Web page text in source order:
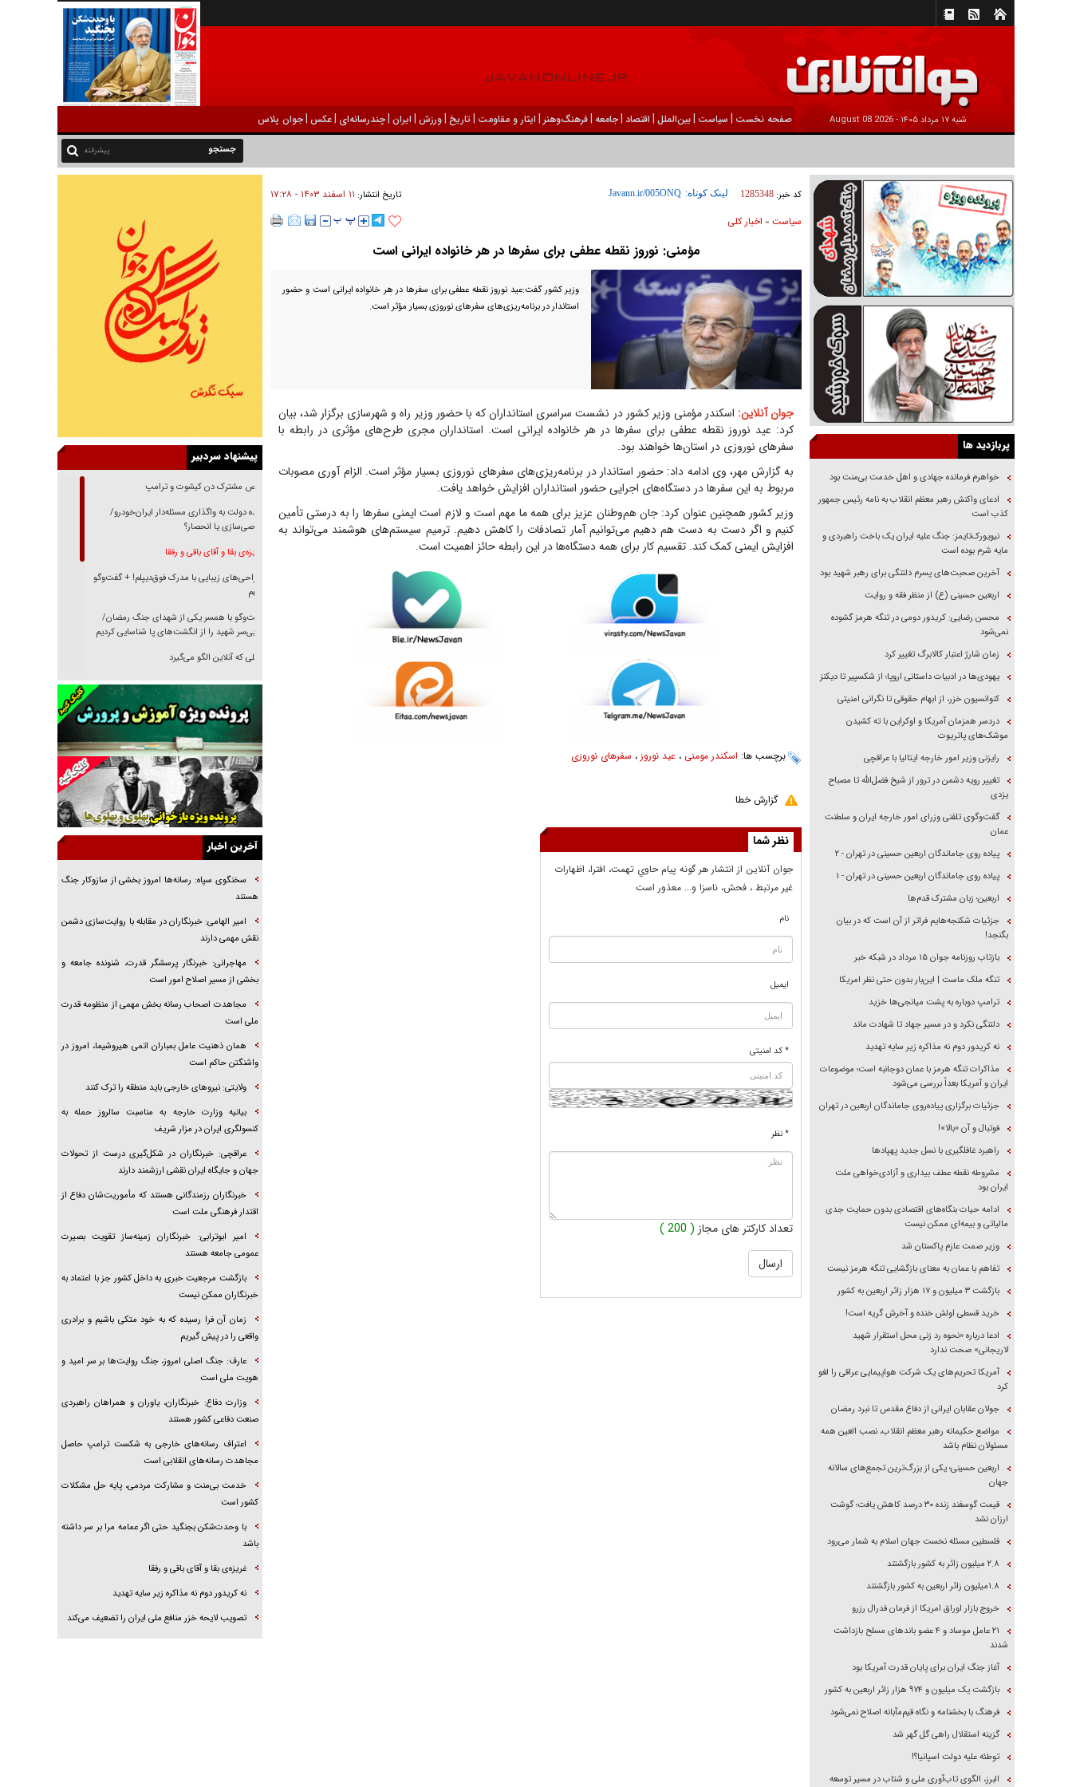
شنبه ۱۷ مرداد ۱۴۰۵ - 2026 August 08 صفحه نخست | سیاست |بين‌الملل | اقتصاد |جامعه |فرهنگ‌و‌هنر | ایثار و مقاومت |تاریخ |ورزش | ايران |چندرسانه‌ای |عکس |جوان پلاس
پیشرفته
کد خبر: 1285348 لینک کوتاه: تاریخ انتشار: ۱۱ اسفند ۱۴۰۳ - ۱۷:۲۸
سیاست» اخبار کلی
مؤمنی: نوروز نقطه عطفی برای سفر‌ها در هر خانواده ایرانی است
وزیر کشور گفت:عید نوروز نقطه عطفی برای سفر‌ها در هر خانواده ایرانی است و حضور
استاندار در برنامه‌ریزی‌های سفر‌های نوروزی بسیار مؤثر است.
جوان آنلاین: اسکندر مؤمنی وزیر کشور در نشست سراسری استانداران که با حضور وزیر راه و شهرسازی برگزار شد، بیان
کرد: عید نوروز نقطه عطفی برای سفر‌ها در هر خانواده ایرانی است. استانداران مجری طرح‌های مؤثری در رابطه با
سفر‌های نوروزی در استان‌ها خواهند بود.
به گزارش مهر، وی ادامه داد: حضور استاندار در برنامه‌ریزی‌های سفر‌های نوروزی بسیار مؤثر است. الزام آوری مصوبات
مربوط به این سفر‌ها در دستگاه‌های اجرایی حضور استانداران افزایش خواهد یافت.
وزیر کشور همچنین عنوان کرد: جان هم‌وطنان عزیز برای همه ما مهم است و لازم است ایمنی سفر‌ها را به درستی تأمین
کنیم و اگر دست به دست هم دهیم می‌توانیم آمار تصادفات را کاهش دهیم. ترمیم سیستم‌های هوشمند می‌تواند به
افزایش ایمنی کمک کند. تقسیم کار برای همه دستگاه‌ها در این رابطه حائز اهمیت است.
برچسب ها: اسکندر مومنی ، عید نوروز، سفرهای نوروزی
گزارش خطا
نظر شما
جوان آنلاين از انتشار هر گونه پيام حاوي تهمت، افترا، اظهارات
غير مرتبط ، فحش، ناسزا و... معذور است
نام
ایمیل
* کد امنیتی
* نظر
تعداد کارکتر های مجاز ( 200 )
پربازدید ها
خواهرم فرمانده جهادی و اهل خدمت بی‌منت بود
ادعای واکنش رهبر معظم انقلاب به نامه رئیس جمهور
کذب است
نیویورک‌تایمز: جنگ علیه ایران یک باخت راهبردی و
مایه شرم بوده است
آخرین صحبت‌های پسرم دلتنگی برای رهبر شهید بود
اربعین حسینی (ع) از منظر فقه و روایت
محسن رضایی: کریدور دومی در تنگه هرمز گشوده
نمی‌شود
زمان شارژ اعتبار کالابرگ تغییر کرد
یهودی‌ها در ادبیات داستانی اروپا؛ از شکسپیر تا دیکنز
کنوانسیون خزر، از ابهام حقوقی تا نگرانی امنیتی
دردسر همزمان آمریکا و اوکراین با ته کشیدن
موشک‌های پاتریوت
رایزنی وزیر امور خارجه ایتالیا با عراقچی
تغییر رویه دشمن در ترور از شیخ فضل‌الله تا مصباح
یزدی
گفت‌وگوی تلفنی وزرای امور خارجه ایران و سلطنت
عمان
پیاده روی جاماندگان اربعین حسینی در تهران - ۲
پیاده روی جاماندگان اربعین حسینی در تهران - ۱
اربعین؛ زبان مشترک قدم‌ها
جزئیات شکنجه‌هایم فراتر از آن است که در بیان
بگنجد!
بازتاب روزنامه جوان ۱۵ مرداد در شبکه خبر
تنگه ملک ماست | این‌بار بدون حتی نظر امریکا
ترامپ دوباره به پشت میانجی‌ها خزید
دلتنگی نکرد و در مسیر جهاد تا شهادت ماند
نه کریدور دوم نه مذاکره زیر سایه تهدید
مذاکرات تنگه هرمز با عمان دوجانبه است؛ موضوعات
ایران و آمریکا بعداً بررسی می‌شود
جزئیات برگزاری پیاده‌روی جاماندگان اربعین در تهران
فوتبال و آن «بالا»!
راهبرد غافلگیری با نسل جدید پهپاد‌ها
مشروطه نقطه عطف بیداری و آزادی‌خواهی ملت
ایران بود
ادامه حیات بنگاه‌های اقتصادی بدون حمایت جدی
مالیاتی و بیمه‌ای ممکن نیست
وزیر صمت عازم پاکستان شد
تفاهم با عمان به معنای بازگشایی تنگه هرمز نیست
بازگشت ۳ میلیون و ۱۷ هزار زائر اربعین به کشور
خرید قسطی اولش خنده و آخرش گریه است!
ادعا درباره «نحوه رد زنی محل استقرار شهید
لاریجانی» صحت ندارد
آمریکا تحریم‌های یک شرکت هواپیمایی عراقی را لغو
کرد
جولان عقابان ایرانی از دفاع مقدس تا نبرد رمضان
مواضع حکیمانه رهبر معظم انقلاب، نصب العین همه
مسئولان نظام باشد
اربعین حسینی؛ یکی از بزرگ‌ترین تجمع‌های سالانه
جهان
قیمت گوسفند زنده ۳۰ درصد کاهش یافت؛ گوشت
ارزان نشد
فلسطین مسئله نخست جهان اسلام به شمار می‌رود
۲.۸ میلیون زائر به کشور بازگشتند
۱.۸میلیون زائر اربعین به کشور بازگشتند
خروج بازار اوراق امریکا از فرمان فدرال رزرو
۲۱ عامل موساد و ۴ عضو باند‌های مسلح بازداشت
شدند
آغاز جنگ ایران برای پایان قدرت آمریکا بود
بازگشت یک میلیون و ۹۷۴ هزار زائر اربعین به کشور
فرهنگ با بخشنامه و نگاه قیم‌مآبانه اصلاح نمی‌شود
گزینه استقلال راهی گل گهر شد
توطئه علیه دولت اسپانیا؟!
البرز، الگوی تاب‌آوری ملی و شتاب در مسیر توسعه
پیشنهاد سردبیر
رقص مشترک دن کیشوت و ترامپ
دنده دولت به واگذاری مسئله‌دار ایران‌خودرو/
خصوصی‌سازی یا انحصار؟
غریزه‌ی بقا و آقای باقی و رفقا
جراحی‌های زیبایی با مدرک فوق‌دیپلم! + گفت‌وگو
با متهم
گفت‌وگو با همسر یکی از شهدای جنگ رمضان/
پیکر بی‌سر شهید را از انگشت‌های پا شناسایی کردیم
نسلی که آنلاین الگو می‌گیرد
گفت‌وگو با آیت‌الله جاودان/ جفای مخالفان مکانت
معنوی رهبر شهید را ارتقا می‌داد
راننده مست به قانون می‌خندد
همه آقای دوربینی شده‌ایم!
قصه ناتمام سرویس مدارس
آیا مقاومت فلسطین خلع‌سلاح می‌شود؟
الگوی وحدت‌آفرین در ادراک سیاست خارجی
گفتگوی دکتر اخوان مدیرمسئول روزنامه جوان با
فریاد‌ها و ناله‌های دوستان مبارزدلم را آتش می‌زد
آخرین اخبار
سخنگوی سپاه: رسانه‌ها امروز بخشی از سازوکار جنگ
هستند
امیر الهامی: خبرنگاران در مقابله با روایت‌سازی دشمن
نقش مهمی دارند
مهاجرانی: خبرنگار پرسشگر قدرت، شنونده جامعه و
بخشی از مسیر اصلاح امور است
مجاهدت اصحاب رسانه بخش مهمی از منظومه قدرت
ملی است
همان ذهنیت عامل بمباران اتمی هیروشیما، امروز در
واشنگتن حاکم است
ولایتی: نیروهای خارجی باید منطقه را ترک کنند
بیانیه وزارت خارجه به مناسبت سالروز حمله به
کنسولگری ایران در مزار شریف
عراقچی: خبرنگاران در شکل‌گیری درست از تحولات
جهان و جایگاه ایران نقشی ارزشمند دارند
خبرنگاران رزمندگانی هستند که مأموریت‌شان دفاع از
اقتدار فرهنگی ملت است
امیر ابوترابی: خبرنگاران زمینه‌ساز تقویت بصیرت
عمومی جامعه هستند
بازگشت مرجعیت خبری به داخل کشور جز با اعتماد به
خبرنگاران ممکن نیست
زمان آن فرا رسیده که به خود متکی باشیم و برادری
واقعی را در پیش گیریم
عارف: جنگ اصلی امروز، جنگ روایت‌ها بر سر امید و
هویت ملی است
وزارت دفاع: خبرنگاران، یاوران و همراهان راهبردی
صنعت دفاعی کشور هستند
اعتراف رسانه‌های خارجی به شکست ترامپ حاصل
مجاهدت رسانه‌های انقلابی است
خدمت بی‌منت و مشارکت مردمی، پایه حل مشکلات
کشور است
با وحدت‌شکن بجنگید حتی اگر عمامه مرا بر سر داشته
باشد
غریزه‌ی بقا و آقای باقی و رفقا
نه کریدور دوم نه مذاکره زیر سایه تهدید
تصویب لایحه خزر منافع ملی ایران را تضعیف می‌کند